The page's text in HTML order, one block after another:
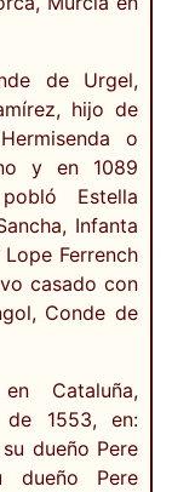
de Urgel,
hijo de
o
y en 1089
Estella
Infanta
Ferrench
casado con
Conde de
Cataluña,
de 1553, en:
dueño Pere
dueño Pere